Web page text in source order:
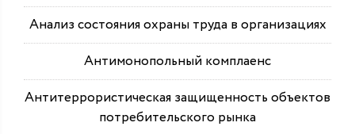
Анализ состояния охраны труда в организациях
Антимонопольный комплаенс
Антитеррористическая защищенность объектов
потребительского рынка